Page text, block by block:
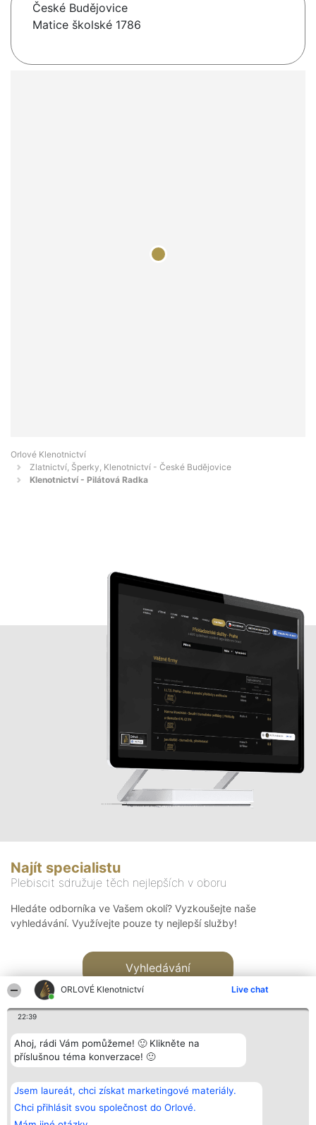
ORLOVÉ Klenotnictví Live chat
22:39
Ahoj, rádi Vám pomůžeme! 🙂 Klikněte na
příslušnou téma konverzace! 🙂
Jsem laureát, chci získat marketingové materiály.
Chci přihlásit svou společnost do Orlové.
České Budějovice
Matice školské 1786
Orlové Klenotnictví
Zlatnictví, Šperky, Klenotnictví - České Budějovice
Klenotnictví - Pilátová Radka
Najít specialistu
Plebiscit sdružuje těch nejlepších v oboru
Hledáte odborníka ve Vašem okolí? Vyzkoušejte naše
vyhledávání. Využívejte pouze ty nejlepší služby!
Vyhledávání
Bright Side Solutions sp. z o.
o. sp. k.
ul. Ruska 22
Wrocław 50-079
Vítězové
Seznam všech
laureátů
Zásady
Kontakt